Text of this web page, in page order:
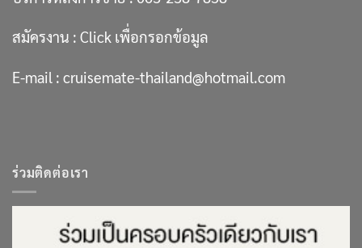
สมัครงาน : Click เพื่อกรอกข้อมูล
E-mail : cruisemate-thailand@hotmail.com
ร่วมติดต่อเรา